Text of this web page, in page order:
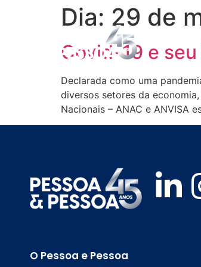
Dia: 29 de
Covid-19 e
Declarada como uma
diversos setores da
Nacionais – ANAC e ANVISA
O Pessoa e Pessoa